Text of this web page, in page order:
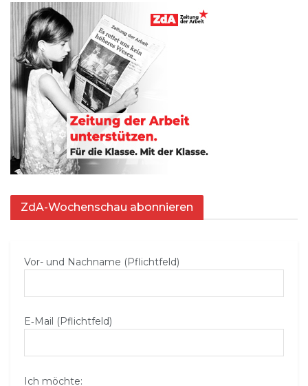
ZdA-Wochenschau abonnieren
Vor- und Nachname (Pflichtfeld)
E‑Mail (Pflichtfeld)
Ich möchte: